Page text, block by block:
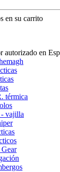
en su carrito
térmica
vajilla